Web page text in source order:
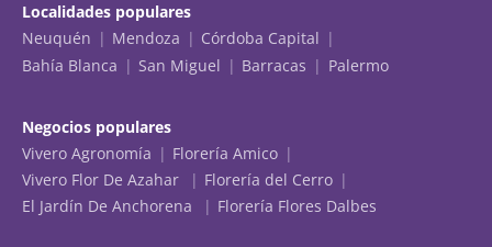
Localidades populares
Neuquén
Mendoza
Córdoba Capital
Bahía Blanca
San Miguel Barracas Palermo
Negocios populares
Vivero Agronomía
Florería Amico
Vivero Flor De Azahar
Florería del Cerro
El Jardín De Anchorena
Florería Flores Dalbes